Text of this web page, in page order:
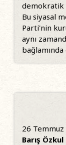
demokratik
Bu siyasal
Parti'nin
aynı
26
Barış Özkul